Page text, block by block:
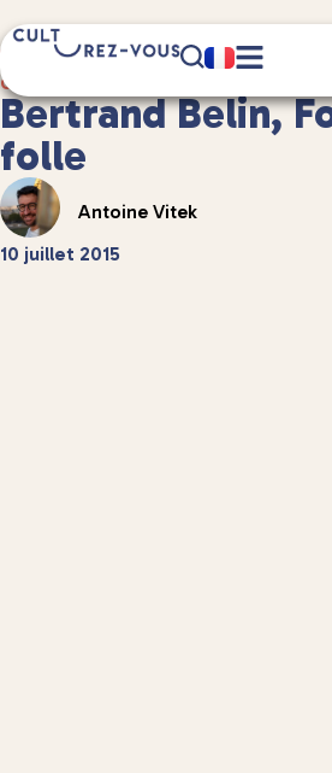
Culture
1 minute(s) de lecture
Bertrand Belin,
folle
Antoine Vitek
10 juillet 2015